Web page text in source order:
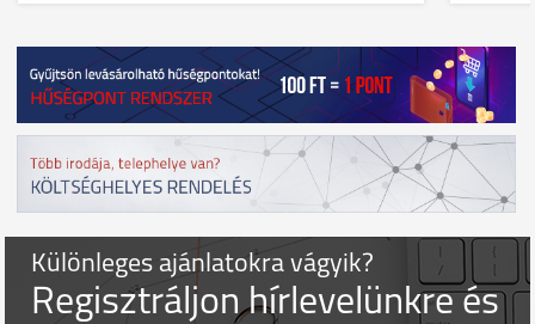
Különleges ajánlatokra vágyik?
Regisztráljon hírlevelünkre és